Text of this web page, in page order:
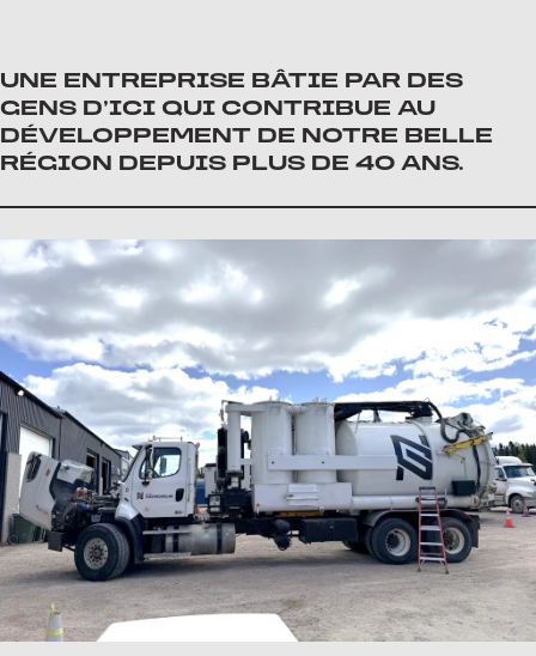
UNE ENTREPRISE BÂTIE PAR DES
GENS D’ICI QUI CONTRIBUE AU
DÉVELOPPEMENT DE NOTRE BELLE
RÉGION DEPUIS PLUS DE 40 ANS.